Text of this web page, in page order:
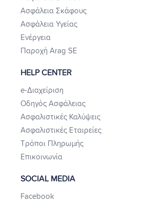
Ασφάλεια Σκάφους
Ασφάλεια Υγείας
Ενέργεια
Παροχή Arag SE
HELP CENTER
e-Διαχείριση
Οδηγός Ασφάλειας
Ασφαλιστικές Καλύψεις
Ασφαλιστικές Εταιρείες
Τρόποι Πληρωμής
Επικοινωνία
SOCIAL MEDIA
Facebook